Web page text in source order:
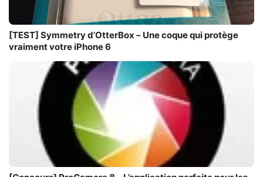
[TEST] Symmetry d’OtterBox – Une coque qui protège
vraiment votre iPhone 6